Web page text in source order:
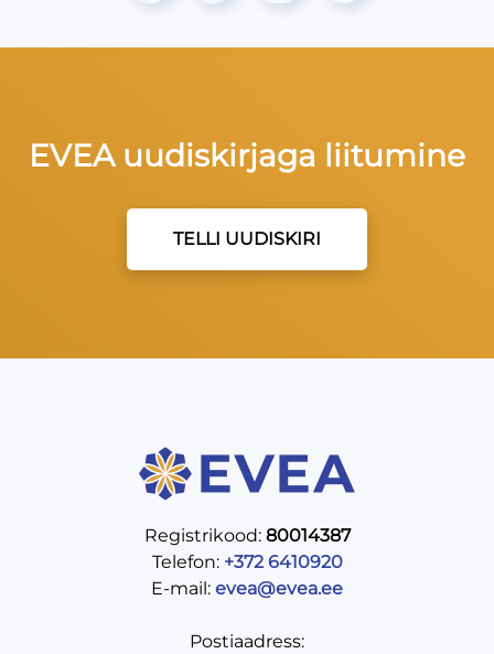
EVEA uudiskirjaga liitumine
TELLI UUDISKIRI
Registrikood: 80014387
Telefon: +372 6410920
E-mail: evea@evea.ee
Postiaadress: